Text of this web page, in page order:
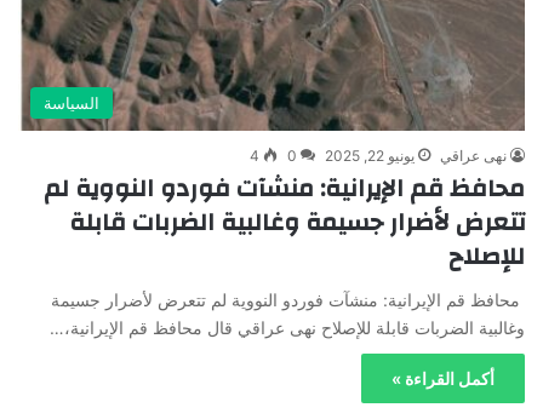
السياسة
نهى عراقي يونيو 22, 2025 0
4
محافظ قم الإيرانية: منشآت فوردو النووية لم
تتعرض لأضرار جسيمة وغالبية الضربات قابلة
للإصلاح
محافظ قم الإيرانية: منشآت فوردو النووية لم تتعرض لأضرار جسيمة
وغالبية الضربات قابلة للإصلاح نهى عراقي قال محافظ قم الإيرانية،…
أكمل القراءة »